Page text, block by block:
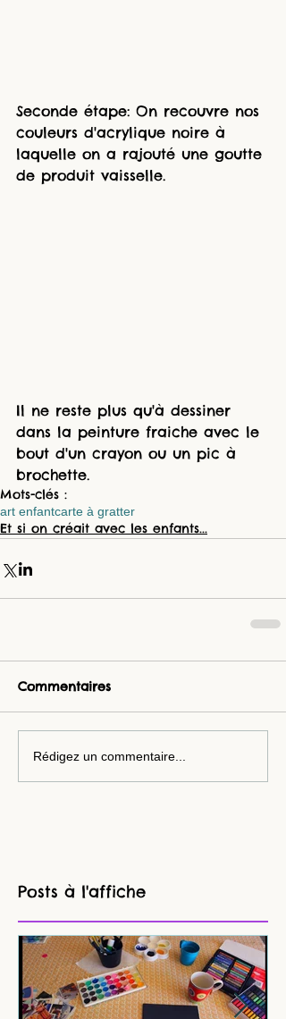
Seconde étape: On recouvre nos
couleurs d'acrylique noire à
laquelle on a rajouté une goutte
de produit vaisselle.
Il ne reste plus qu'à dessiner
dans la peinture fraiche avec le
bout d'un crayon ou un pic à
brochette.
Mots-clés :
art enfantcarte à gratter
Et si on créait avec les enfants...
Commentaires
Rédigez un commentaire...
Posts à l'affiche